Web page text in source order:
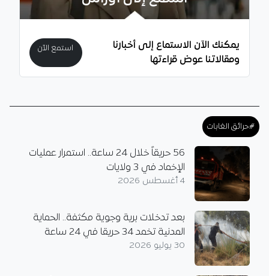
يمكنك الآن الاستماع إلى أخبارنا
ومقالاتنا عوض قراءتها
استمع الآن
#حرائق الغابات
56 حريقاً خلال 24 ساعة.. استمرار عمليات
الإخماد في 3 ولايات
4 أغسطس 2026
بعد تدخلات برية وجوية مكثفة.. الحماية
المدنية تخمد 34 حريقا في 24 ساعة
30 يوليو 2026